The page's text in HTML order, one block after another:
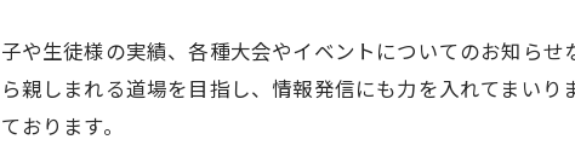
や生徒様の実績、各種大会やイベントについてのお知ら
親しまれる道場を目指し、情報発信にも力を入れてまい
おります。